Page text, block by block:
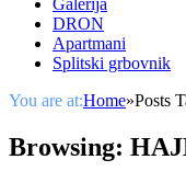
Galerija
DRON
Apartmani
Splitski grbovnik
You are at:Home»Posts
Browsing: